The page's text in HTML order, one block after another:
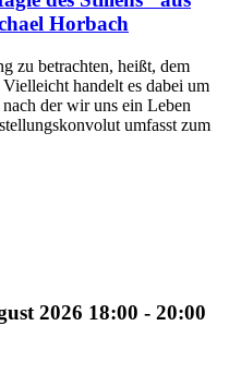
Horbach
zu betrachten, heißt, dem
handelt es dabei um
der wir uns ein Leben
umfasst zum
2026 18:00 - 20:00